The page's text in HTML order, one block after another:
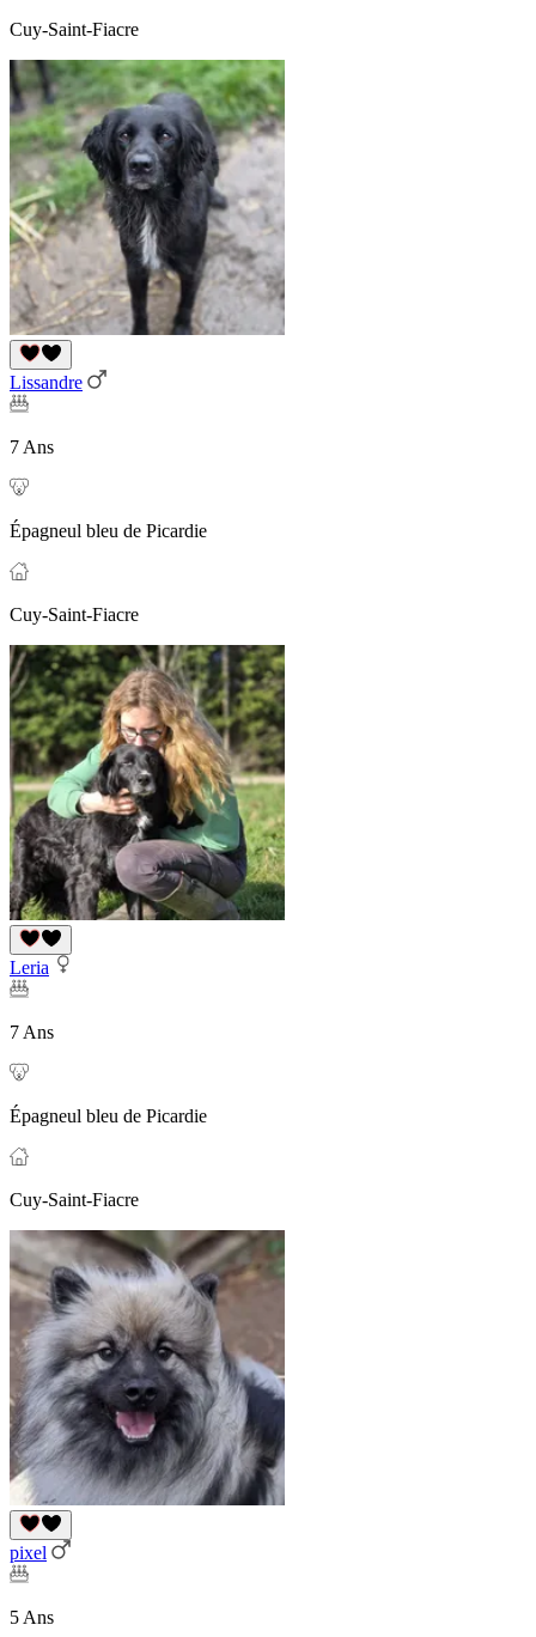
Cuy-Saint-Fiacre
Lissandre
7 Ans
Épagneul bleu de Picardie
Cuy-Saint-Fiacre
Leria
7 Ans
Épagneul bleu de Picardie
Cuy-Saint-Fiacre
pixel
5 Ans